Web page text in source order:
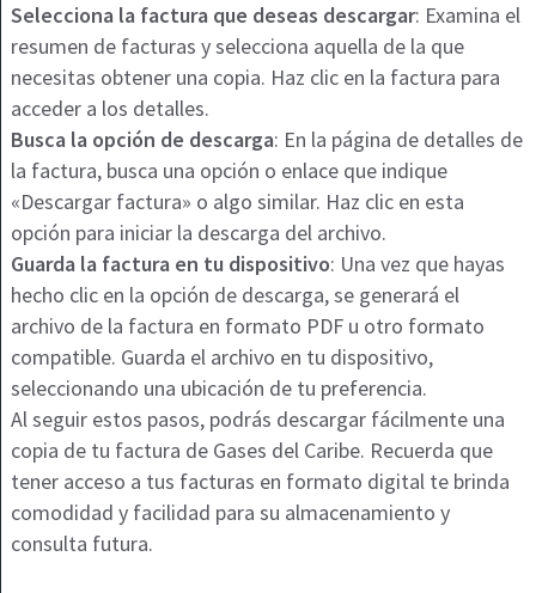
Selecciona la factura que deseas descargar: Examina el
resumen de facturas y selecciona aquella de la que
necesitas obtener una copia. Haz clic en la factura para
acceder a los detalles.
Busca la opción de descarga: En la página de detalles de
la factura, busca una opción o enlace que indique
«Descargar factura» o algo similar. Haz clic en esta
opción para iniciar la descarga del archivo.
Guarda la factura en tu dispositivo: Una vez que hayas
hecho clic en la opción de descarga, se generará el
archivo de la factura en formato PDF u otro formato
compatible. Guarda el archivo en tu dispositivo,
seleccionando una ubicación de tu preferencia.
Al seguir estos pasos, podrás descargar fácilmente una
copia de tu factura de Gases del Caribe. Recuerda que
tener acceso a tus facturas en formato digital te brinda
comodidad y facilidad para su almacenamiento y
consulta futura.